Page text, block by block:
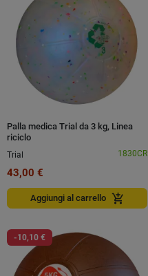
Palla medica Trial da 3 kg, Linea
riciclo
Trial
1830CR
43,00 €
Aggiungi al carrello add_shopping_cart
-10,10 €